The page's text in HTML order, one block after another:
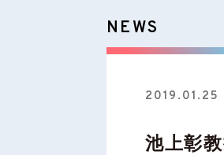
NEWS
2019.01.25
池上彰